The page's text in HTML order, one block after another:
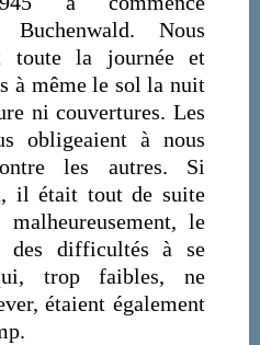
Buchenwald. Nous
toute la journée et
à même le sol la nuit
ni couvertures. Les
obligeaient à nous
les autres. Si
il était tout de suite
le
des difficultés à se
trop faibles, ne
étaient également